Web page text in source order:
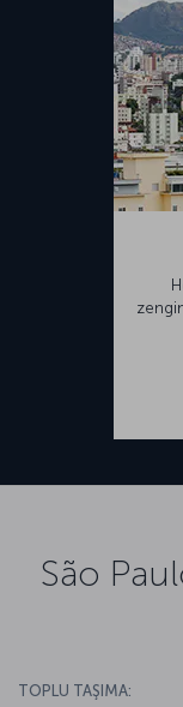
São
TOPLU TAŞIMA: